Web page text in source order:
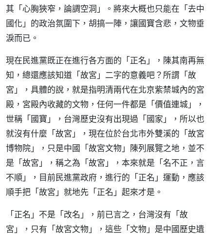
其「心胸狹窄，論調空洞」。將來大概也只能在「去中
國化」的政治氛圍下，胡搞一陣，讓國寶含悲，文物垂
淚而已。
現在民進黨既正在進行各方面的「正名」，陳其南再無
知，總還應該知道「故宮」二字的意義吧？所謂「故
宮」，具體的說，就是指明清兩代在北京紫禁城內的宮
殿，宮殿內收藏的文物，任何一件都是「價值連城」，
世稱「國寶」，台灣歷史沒有出現過「國家」，所以也
就沒有什麼「故宮」，現在位於台北市外雙溪的「故宮
博物院」，只是中國「故宮文物」陳列展覽之地，並不
是「故宮」，稱之為「故宮」，本來就是「名不正，言
不順」，目前民進黨政府，進行的「正名」運動，應該
順手把「故宮」就地先「正名」起來才是。
「正名」不是「改名」，前已言之，台灣沒有「故
宮」，只有「故宮文物」，這些「文物」是中國歷史遺